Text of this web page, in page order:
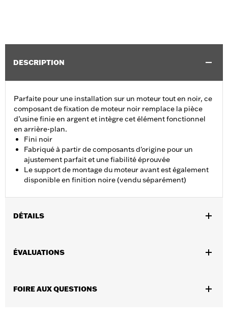
DESCRIPTION
Parfaite pour une installation sur un moteur tout en noir, ce
composant de fixation de moteur noir remplace la pièce
d’usine finie en argent et intègre cet élément fonctionnel
en arrière-plan.
Fini noir
Fabriqué à partir de composants d'origine pour un
ajustement parfait et une fiabilité éprouvée
Le support de montage du moteur avant est également
disponible en finition noire (vendu séparément)
DÉTAILS
FLTRXRRSE 2025 et après).
GARANTIE:Garantie limitée de 1 an – Accédez à
ÉVALUATIONS
FOIRE AUX QUESTIONS